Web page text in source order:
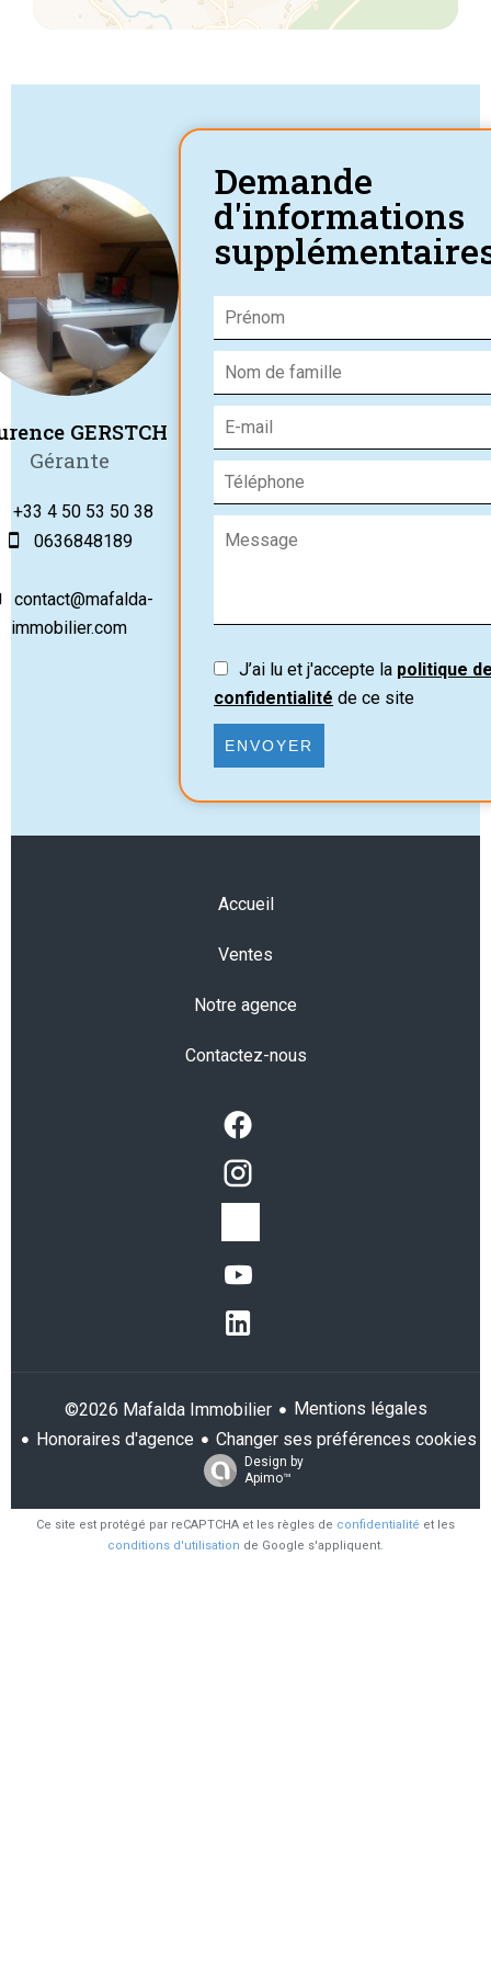
GERSTCH
Gérante
+33 4 50 53 50 38
0636848189
contact@mafalda-
immobilier.com
Demande
d'informations
J’ai lu et j'accepte la politique
confidentialité de ce site
ENVOYER
Accueil
Ventes
Notre agence
Contactez-nous
©2026 Mafalda Immobilier
Mentions légales
Honoraires d'agence
Changer ses préférences cookies
Design by
Apimo™
Ce site est protégé par reCAPTCHA et les règles de confidentialité et les
conditions d'utilisation de Google s'appliquent.